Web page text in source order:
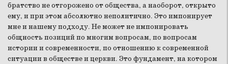
братство не отгорожено от общества, а наоборот, открыто
ему, и при этом абсолютно неполитично. Это импонирует
мне и нашему подходу. Не может не импонировать
общность позиций по многим вопросам, по вопросам
истории и современности, по отношению к современной
ситуации в обществе и церкви. Это фундамент, на котором